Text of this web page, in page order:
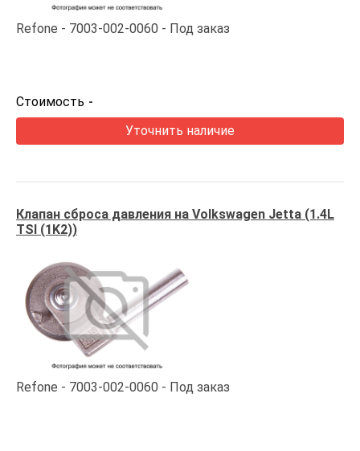
Refone 7003-002-0060 Под заказ
Стоимость -
Уточнить наличие
Клапан сброса давления на Volkswagen Jetta (1.4L
TSI (1K2))
Refone 7003-002-0060 Под заказ